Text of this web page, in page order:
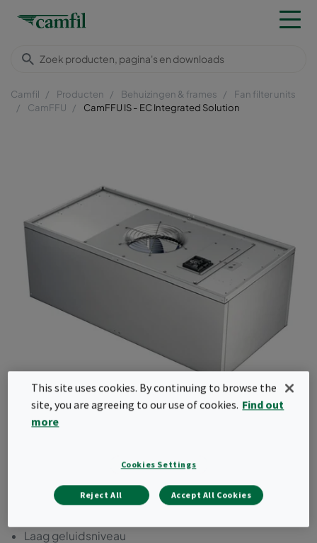
Camfil Producten Behuizingen & frames
Fan filter units
CamFFU
CamFFU IS - EC Integrated Solution
Integrated Solution
Eenvoudige directe toerenregeling
Laag geluidsniveau
This site uses cookies. By continuing to browse the
site, you are agreeing to our use of cookies. Find out
more
Cookies Settings
Reject All Accept All Cookies